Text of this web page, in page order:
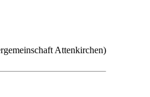
Attenkirchen)